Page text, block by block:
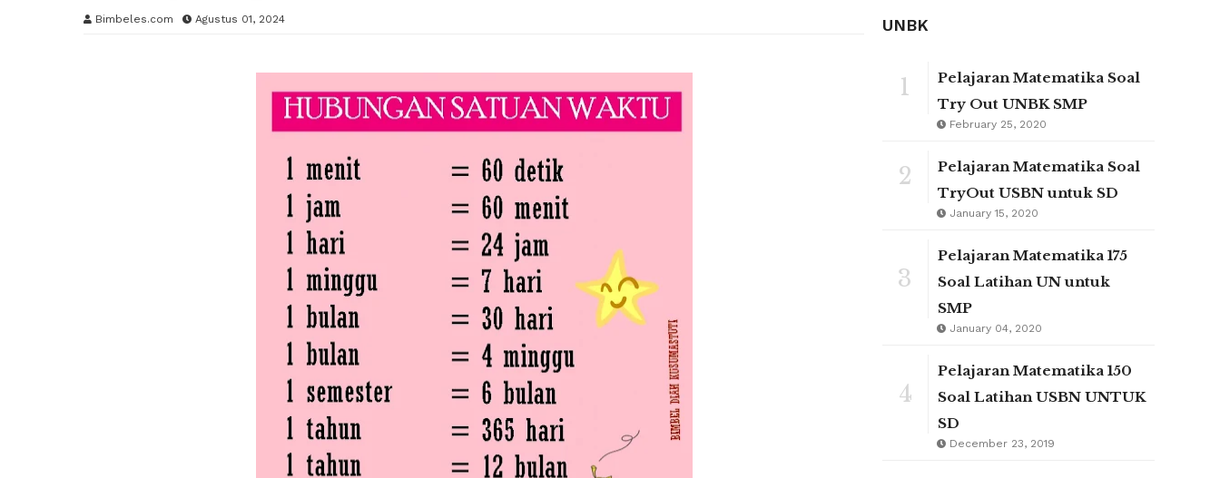
Bimbeles.com Agustus 01, 2024 UNBK
1
Pelajaran Matematika Soal
Try Out UNBK SMP
February 25, 2020
2
Pelajaran Matematika Soal
TryOut USBN untuk SD
January 15, 2020
3
Pelajaran Matematika 175
Soal Latihan UN untuk
SMP
January 04, 2020
4
Pelajaran Matematika 150
Soal Latihan USBN UNTUK
SD
December 23, 2019